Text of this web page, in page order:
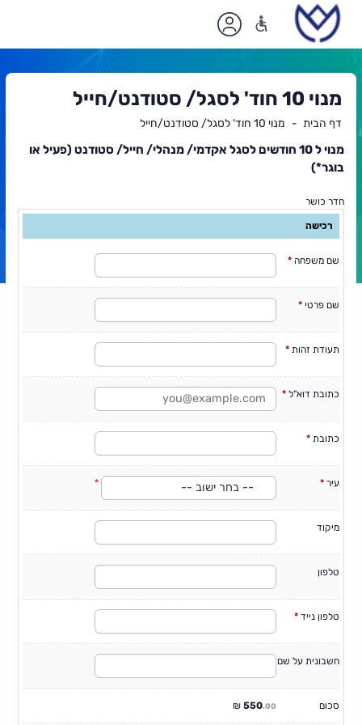
מנוי 10 חוד' לסגל/ סטודנט/חייל
דף הבית מנוי 10 חוד' לסגל/ סטודנט/חייל
ראשי
מנוי ל 10 חודשים לסגל אקדמי/ מנהלי/ חייל/ סטודנט (פעיל או
בוגר*)
חדר כושר
רכישה
שם משפחה *
שם פרטי *
תעודת זהות *
כתובת דוא"ל *
כתובת *
עיר * -- בחר ישוב --
מיקוד
טלפון
טלפון נייד *
חשבונית על שם
סכום 550.00
₪